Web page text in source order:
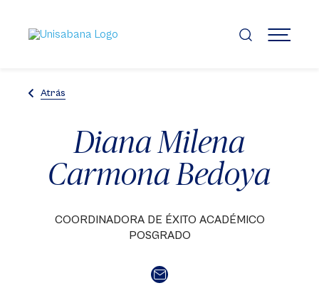
contenido
principal
MENÚ
Atrás
Diana Milena
Carmona Bedoya
COORDINADORA DE ÉXITO ACADÉMICO
POSGRADO